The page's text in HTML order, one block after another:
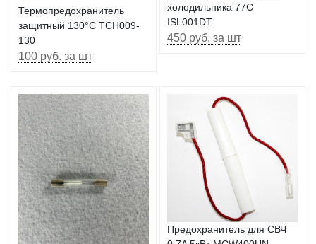
Термопредохранитель
защитный 130°C TCH009-
130
100 руб. за шт
холодильника 77C
ISL001DT
450 руб. за шт
Предохранитель для СВЧ